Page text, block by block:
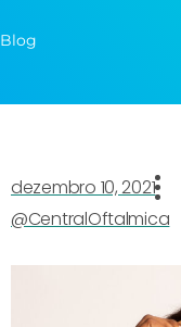
Blog
dezembro 10, 2021
@CentralOftalmica